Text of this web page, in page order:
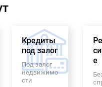
Кредиты
под залог
Под залог
недвижимо
сти
е